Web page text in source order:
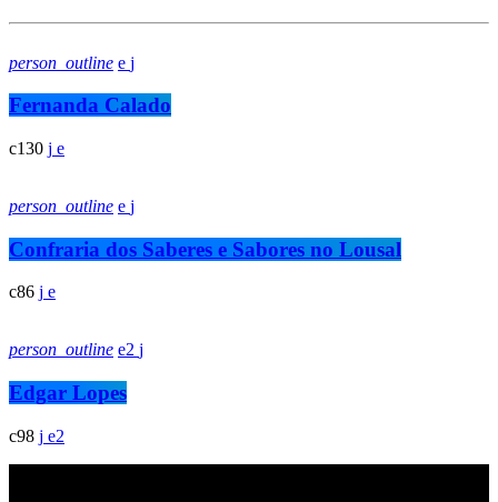
person_outline
Fernanda Calado
130
person_outline
Confraria dos Saberes e Sabores no Lousal
86
person_outline 2
Edgar Lopes
98 2